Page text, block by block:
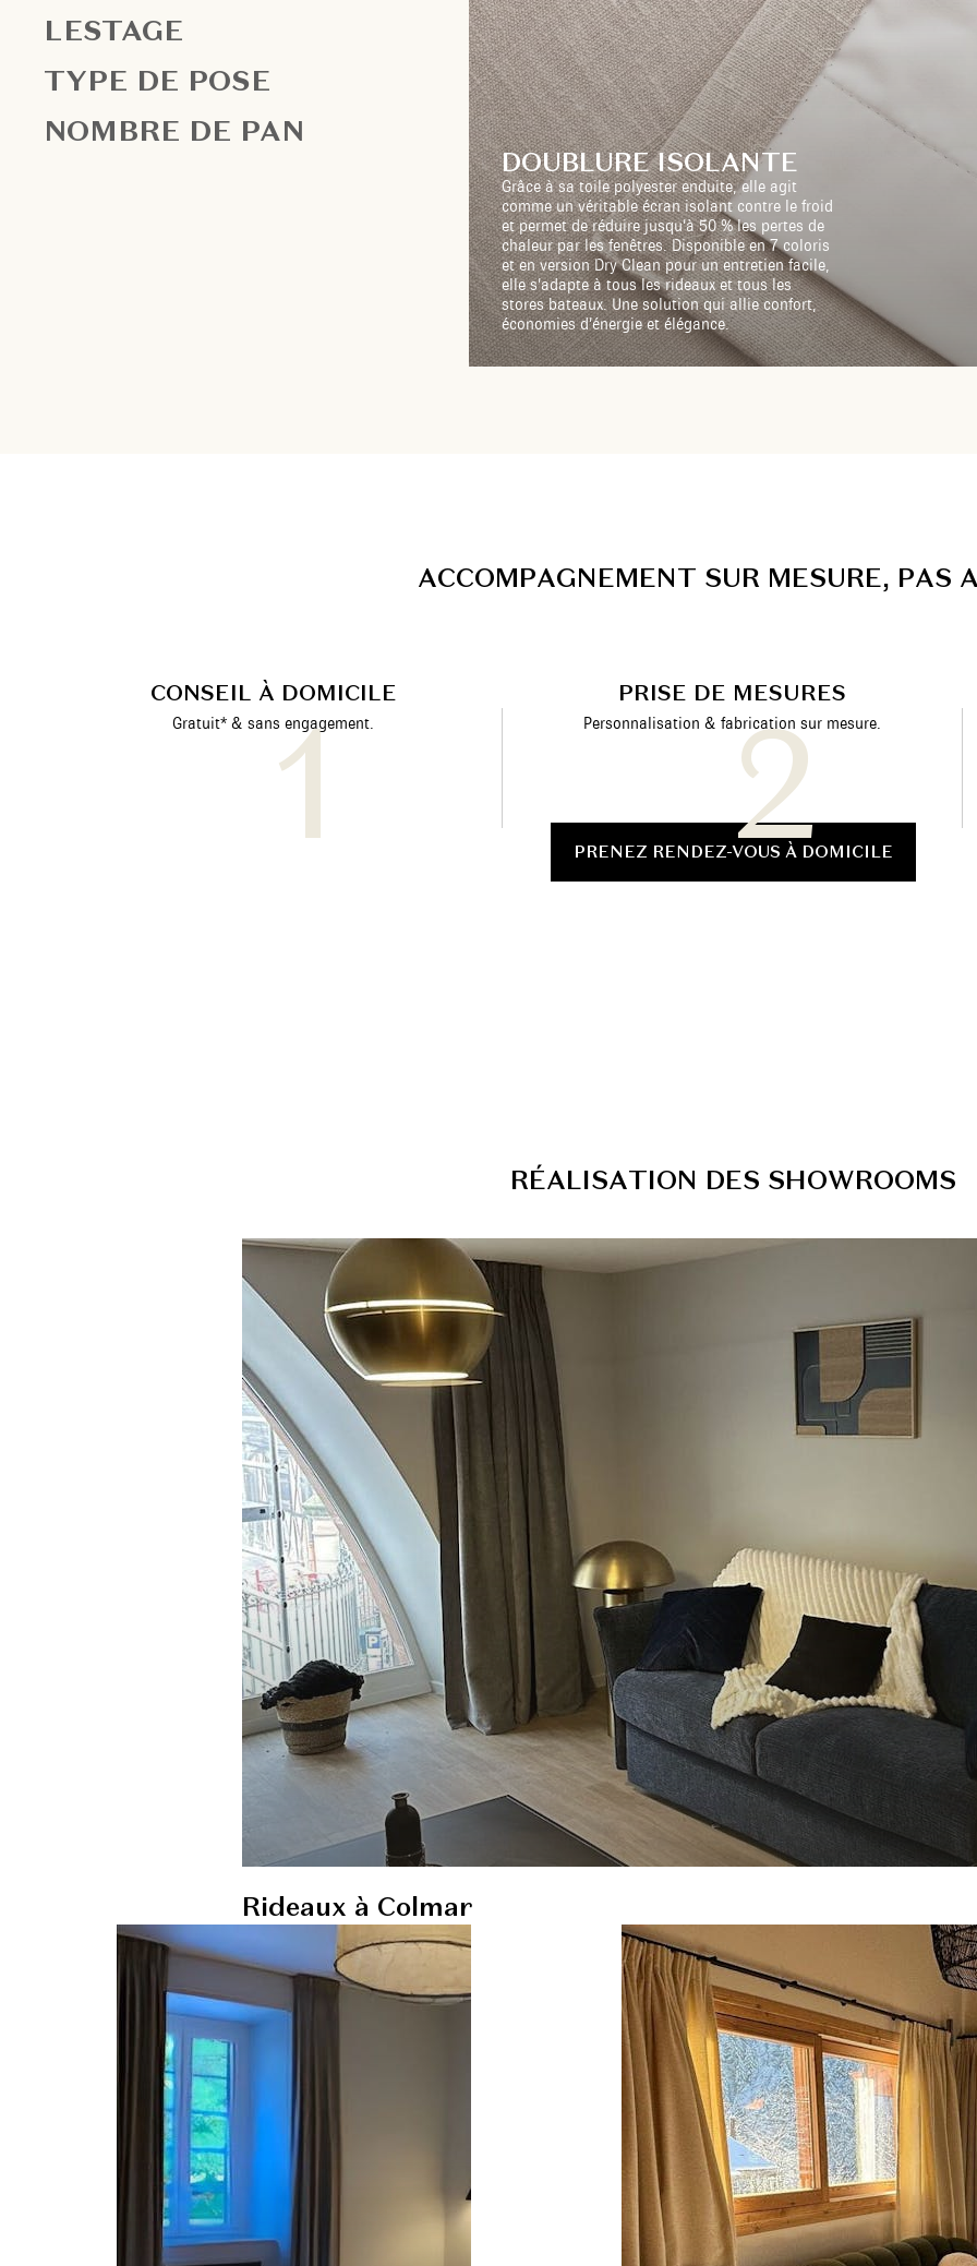
LESTAGE
TYPE DE POSE
NOMBRE DE PAN
DOUBLURE ISOLANTE
Grâce à sa toile polyester enduite, elle agit
comme un véritable écran isolant contre le froid
et permet de réduire jusqu’à 50 % les pertes de
chaleur par les fenêtres. Disponible en 7 coloris
et en version Dry Clean pour un entretien facile,
elle s’adapte à tous les rideaux et tous les
stores bateaux. Une solution qui allie confort,
économies d’énergie et élégance.
ACCOMPAGNEMENT SUR MESURE, PAS
CONSEIL À DOMICILE
Gratuit* & sans engagement.
PRISE DE MESURES
Personnalisation & fabrication sur mesure.
PRENEZ RENDEZ-VOUS À DOMICILE
RÉALISATION DES SHOWROOMS
Rideaux à Colmar